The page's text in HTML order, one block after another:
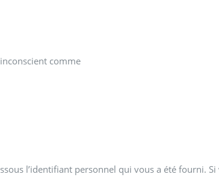
l’identifiant personnel qui vous a été fourni. Si